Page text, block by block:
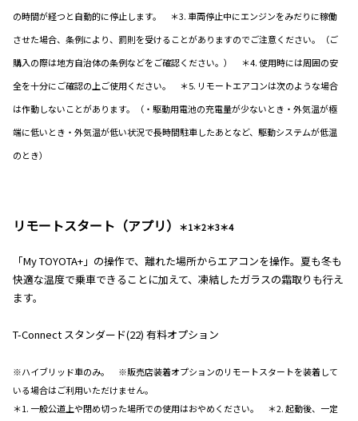
の時間が経つと自動的に停止します。 ＊3. 車両停止中にエンジンをみだりに稼働
させた場合、条例により、罰則を受けることがありますのでご注意ください。（ご
購入の際は地方自治体の条例などをご確認ください。） ＊4. 使用時には周囲の安
全を十分にご確認の上ご使用ください。 ＊5. リモートエアコンは次のような場合
は作動しないことがあります。（・駆動用電池の充電量が少ないとき・外気温が極
端に低いとき・外気温が低い状況で長時間駐車したあとなど、駆動システムが低温
のとき）
リモートスタート（アプリ） ＊1＊2＊3＊4
「My TOYOTA+」の操作で、離れた場所からエアコンを操作。夏も冬も
快適な温度で乗車できることに加えて、凍結したガラスの霜取りも行え
ます。
T-Connect スタンダード(22) 有料オプション
※ハイブリッド車のみ。 ※販売店装着オプションのリモートスタートを装着して
いる場合はご利用いただけません。
＊1. 一般公道上や閉め切った場所での使用はおやめください。 ＊2. 起動後、一定